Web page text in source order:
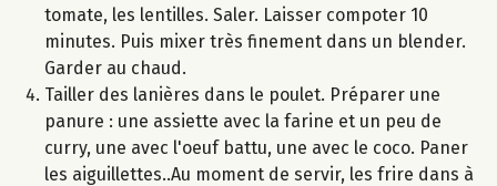
tomate, les lentilles. Saler. Laisser compoter 10
minutes. Puis mixer très finement dans un blender.
Garder au chaud.
Tailler des lanières dans le poulet. Préparer une
panure : une assiette avec la farine et un peu de
curry, une avec l'oeuf battu, une avec le coco. Paner
les aiguillettes..Au moment de servir, les frire dans à